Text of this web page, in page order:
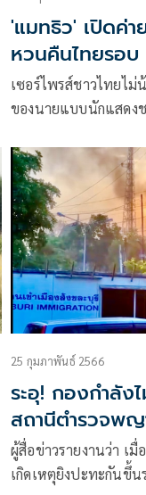
'แมทธิว' เปิดค่
หวนคืนไทยรอ
ชีวิต
เซอร์ไพรส์ชาวไทยไ
ของนายแบบนักแสดง
ประเทศไทย รวมถึงเค
สิ้น พร้อมพบปะแฟนค
ไทยอย่างอบอุ่น ล่าสุ
ฐานะเจ้าบ้าน “ค่ายม
ตัวสุดมัน
25 กุมภาพันธ์ 2566
ระอุ! กองกำลัง
สถานีตำรวจพญ
เข้ม
ผู้สื่อข่าวรายงานว่า เ
เกิดเหตุยิงปะทะกันขึ้น